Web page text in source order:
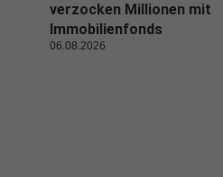
verzocken Millionen mit
Immobilienfonds
06.08.2026